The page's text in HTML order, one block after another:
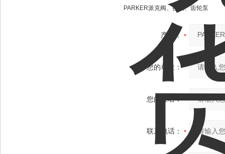
PARKER派克阀、接头、齿轮泵
产品：
您的单位：
您的姓名：
联系电话：